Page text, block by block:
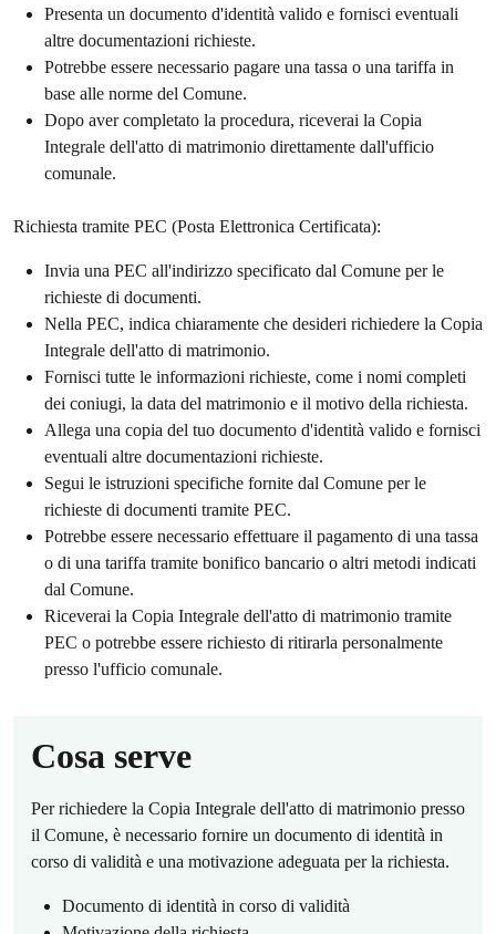
Presenta un documento d'identità valido e fornisci eventuali
altre documentazioni richieste.
Potrebbe essere necessario pagare una tassa o una tariffa in
base alle norme del Comune.
Dopo aver completato la procedura, riceverai la Copia
Integrale dell'atto di matrimonio direttamente dall'ufficio
comunale.
Richiesta tramite PEC (Posta Elettronica Certificata):
Invia una PEC all'indirizzo specificato dal Comune per le
richieste di documenti.
Nella PEC, indica chiaramente che desideri richiedere la Copia
Integrale dell'atto di matrimonio.
Fornisci tutte le informazioni richieste, come i nomi completi
dei coniugi, la data del matrimonio e il motivo della richiesta.
Allega una copia del tuo documento d'identità valido e fornisci
eventuali altre documentazioni richieste.
Segui le istruzioni specifiche fornite dal Comune per le
richieste di documenti tramite PEC.
Potrebbe essere necessario effettuare il pagamento di una tassa
o di una tariffa tramite bonifico bancario o altri metodi indicati
dal Comune.
Riceverai la Copia Integrale dell'atto di matrimonio tramite
PEC o potrebbe essere richiesto di ritirarla personalmente
presso l'ufficio comunale.
Cosa serve
Per richiedere la Copia Integrale dell'atto di matrimonio presso
il Comune, è necessario fornire un documento di identità in
corso di validità e una motivazione adeguata per la richiesta.
Documento di identità in corso di validità